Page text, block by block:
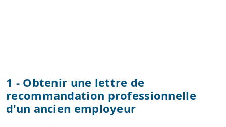
1 - Obtenir une lettre de
recommandation professionnelle
d'un ancien employeur